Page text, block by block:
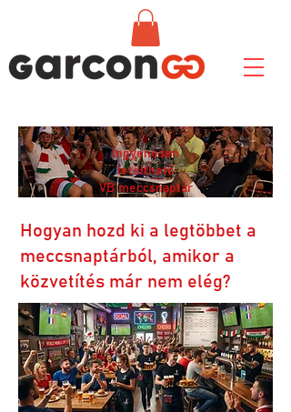
Ingyenesen
letölthető
VB meccsnaptár
Hogyan hozd ki a legtöbbet a
meccsnaptárból, amikor a
közvetítés már nem elég?